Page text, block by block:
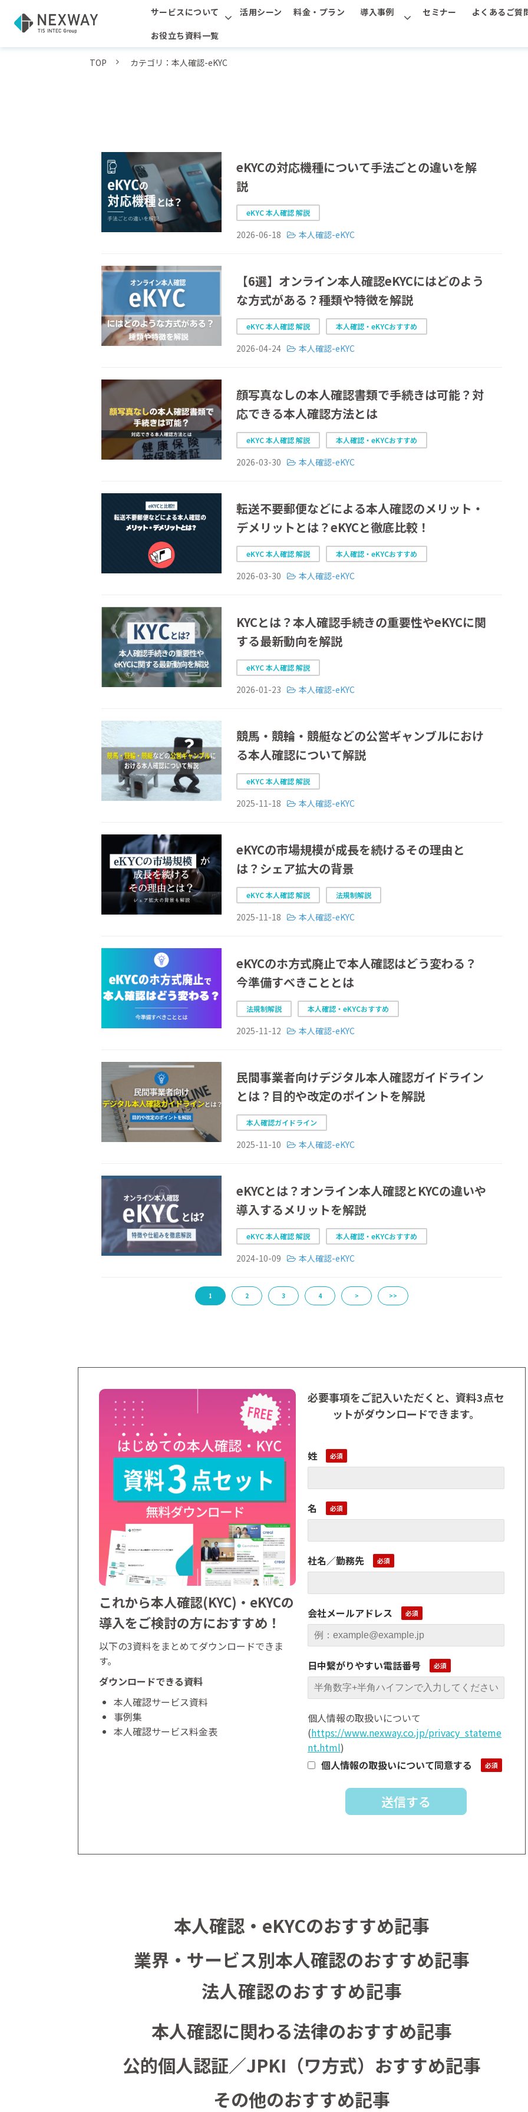
サービスについて 活用シーン 料金・プラン 導入事例 セミナー
よくあるご質
お役立ち資料一覧
TOP カテゴリ：本人確認-eKYC
eKYCの対応機種について手法ごとの違いを解
説
eKYC 本人確認 解説
2026-06-18 本人確認-eKYC
【6選】オンライン本人確認eKYCにはどのよう
な方式がある？種類や特徴を解説
eKYC 本人確認 解説 本人確認・eKYCおすすめ
2026-04-24 本人確認-eKYC
顔写真なしの本人確認書類で手続きは可能？対
応できる本人確認方法とは
eKYC 本人確認 解説 本人確認・eKYCおすすめ
2026-03-30 本人確認-eKYC
転送不要郵便などによる本人確認のメリット・
デメリットとは？eKYCと徹底比較！
eKYC 本人確認 解説 本人確認・eKYCおすすめ
2026-03-30 本人確認-eKYC
KYCとは？本人確認手続きの重要性やeKYCに関
する最新動向を解説
eKYC 本人確認 解説
2026-01-23 本人確認-eKYC
競馬・競輪・競艇などの公営ギャンブルにおけ
る本人確認について解説
eKYC 本人確認 解説
2025-11-18 本人確認-eKYC
eKYCの市場規模が成長を続けるその理由と
は？シェア拡大の背景
eKYC 本人確認 解説 法規制解説
2025-11-18 本人確認-eKYC
eKYCのホ方式廃止で本人確認はどう変わる？
今準備すべきこととは
法規制解説 本人確認・eKYCおすすめ
2025-11-12 本人確認-eKYC
民間事業者向けデジタル本人確認ガイドライン
とは？目的や改定のポイントを解説
本人確認ガイドライン
2025-11-10 本人確認-eKYC
eKYCとは？オンライン本人確認とKYCの違いや
導入するメリットを解説
eKYC 本人確認 解説 本人確認・eKYCおすすめ
2024-10-09 本人確認-eKYC
1 2 3 4 > >>
これから本人確認(KYC)・eKYCの
導入をご検討の方におすすめ！
以下の3資料をまとめてダウンロードできま
す。
ダウンロードできる資料
本人確認サービス資料
事例集
本人確認サービス料金表
必要事項をご記入いただくと、資料3点セ
ットがダウンロードできます。
姓
名
社名／勤務先
会社メールアドレス
日中繋がりやすい電話番号
個人情報の取扱いについて
(https://www.nexway.co.jp/privacy_stateme
nt.html)
個人情報の取扱いについて同意する
本人確認・eKYCのおすすめ記事
業界・サービス別本人確認のおすすめ記事
法人確認のおすすめ記事
本人確認に関わる法律のおすすめ記事
公的個人認証／JPKI（ワ方式）おすすめ記事
その他のおすすめ記事